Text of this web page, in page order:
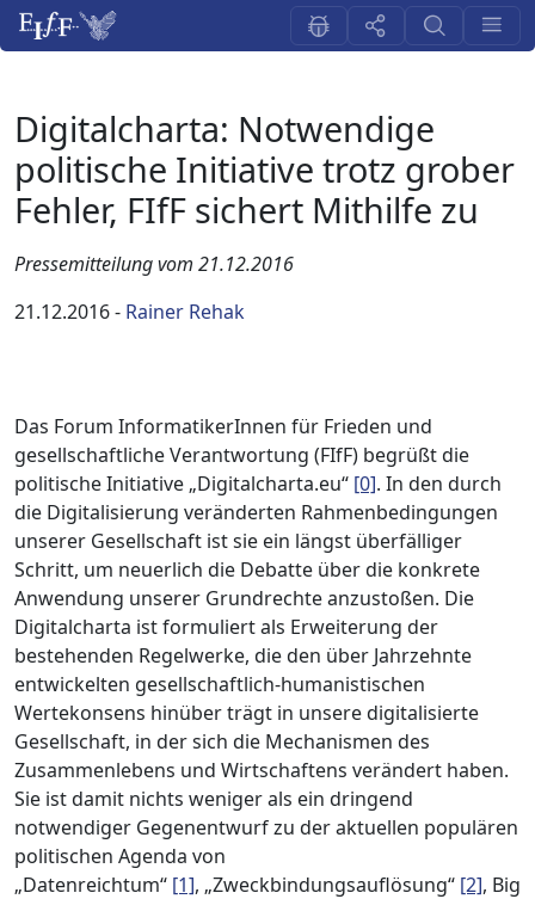
Digitalcharta: Notwendige
politische Initiative trotz grober
Fehler, FIfF sichert Mithilfe zu
Pressemitteilung vom 21.12.2016
21.12.2016- Rainer Rehak
Das Forum InformatikerInnen für Frieden und
gesellschaftliche Verantwortung (FIfF) begrüßt die
politische Initiative „Digitalcharta.eu“ [0]. In den durch
die Digitalisierung veränderten Rahmenbedingungen
unserer Gesellschaft ist sie ein längst überfälliger
Schritt, um neuerlich die Debatte über die konkrete
Anwendung unserer Grundrechte anzustoßen. Die
Digitalcharta ist formuliert als Erweiterung der
bestehenden Regelwerke, die den über Jahrzehnte
entwickelten gesellschaftlich-humanistischen
Wertekonsens hinüber trägt in unsere digitalisierte
Gesellschaft, in der sich die Mechanismen des
Zusammenlebens und Wirtschaftens verändert haben.
Sie ist damit nichts weniger als ein dringend
notwendiger Gegenentwurf zu der aktuellen populären
politischen Agenda von
„Datenreichtum“ [1], „Zweckbindungsauflösung“ [2], Big